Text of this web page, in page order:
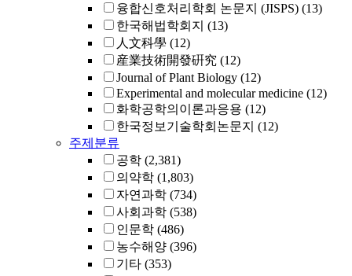
융합신호처리학회 논문지 (JISPS) (13)
한국해법학회지 (13)
人文科學 (12)
産業技術開發硏究 (12)
Journal of Plant Biology (12)
Experimental and molecular medicine (12)
화학공학의이론과응용 (12)
한국정보기술학회논문지 (12)
주제분류
공학 (2,381)
의약학 (1,803)
자연과학 (734)
사회과학 (538)
인문학 (486)
농수해양 (396)
기타 (353)